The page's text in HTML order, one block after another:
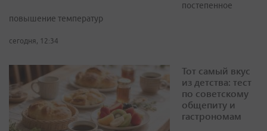
постепенное
повышение температур
сегодня, 12:34
Тот самый вкус
из детства: тест
по советскому
общепиту и
гастрономам